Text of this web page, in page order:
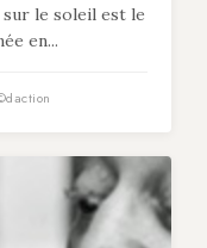
le soleil est le
en...